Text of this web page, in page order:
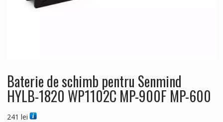
Baterie de schimb pentru Senmind
HYLB-1820 WP1102C MP-900F MP-600
241 lei